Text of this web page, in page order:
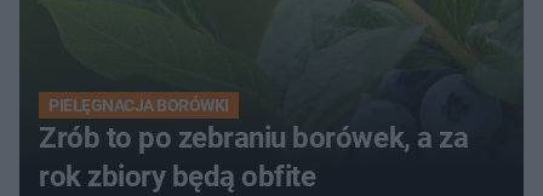
PIELĘGNACJA BORÓWKI
Zrób to po zebraniu borówek, a za
rok zbiory będą obfite